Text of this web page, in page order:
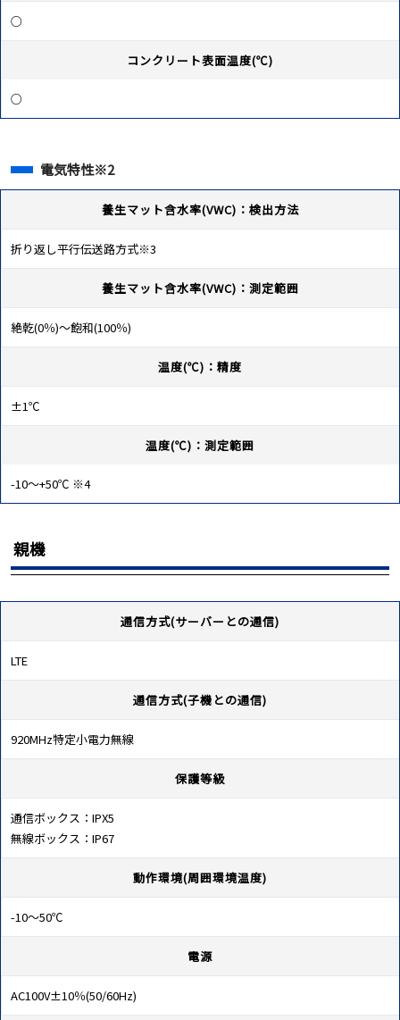
○
コンクリート表面温度(℃)
○
電気特性※2
養生マット含水率(VWC)：検出方法
折り返し平行伝送路方式※3
養生マット含水率(VWC)：測定範囲
絶乾(0％)～飽和(100％)
温度(℃)：精度
±1℃
温度(℃)：測定範囲
-10～+50℃ ※4
親機
通信方式(サーバーとの通信)
LTE
通信方式(子機との通信)
920MHz特定小電力無線
保護等級
通信ボックス：IPX5
無線ボックス：IP67
動作環境(周囲環境温度)
-10～50℃
電源
AC100V±10％(50/60Hz)